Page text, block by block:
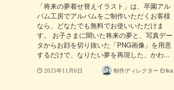
「将来の夢着せ替えイラスト」は、卒園アル
バム工房でアルバムをご制作いただくお客様
なら、どなたでも無料でお使いいただけま
す。 お子さまに聞いた将来の夢と、写真デー
タからお顔を切り抜いた「PNG画像」を用意
するだけで、なりたい夢を再現した、かわ...
2025年11月6日 制作ディレクター Erika